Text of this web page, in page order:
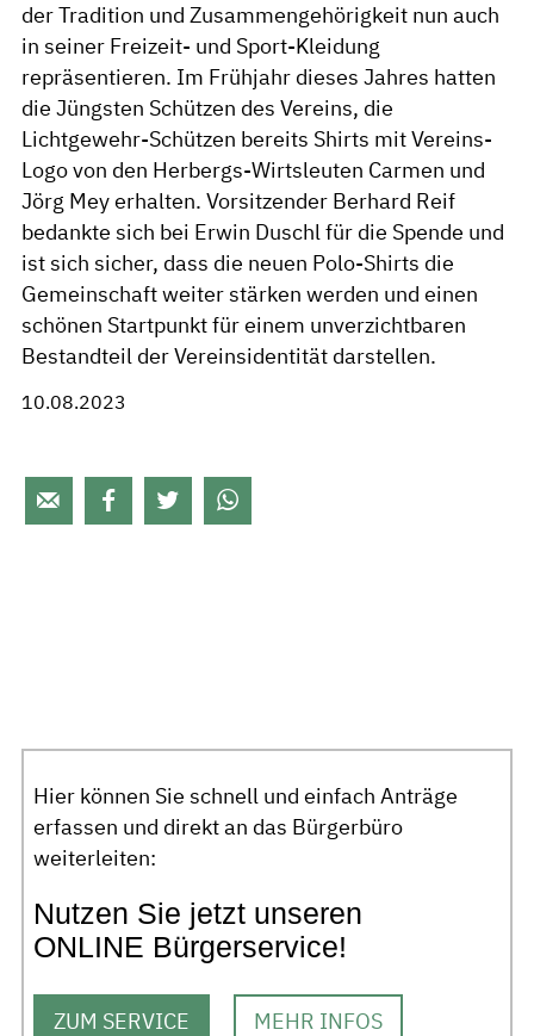
der Tradition und Zusammengehörigkeit nun auch
in seiner Freizeit- und Sport-Kleidung
repräsentieren. Im Frühjahr dieses Jahres hatten
die Jüngsten Schützen des Vereins, die
Lichtgewehr-Schützen bereits Shirts mit Vereins-
Logo von den Herbergs-Wirtsleuten Carmen und
Jörg Mey erhalten. Vorsitzender Berhard Reif
bedankte sich bei Erwin Duschl für die Spende und
ist sich sicher, dass die neuen Polo-Shirts die
Gemeinschaft weiter stärken werden und einen
schönen Startpunkt für einem unverzichtbaren
Bestandteil der Vereinsidentität darstellen.
10.08.2023
   
Hier können Sie schnell und einfach Anträge
erfassen und direkt an das Bürgerbüro
weiterleiten:
Nutzen Sie jetzt unseren
ONLINE Bürgerservice!
ZUM SERVICE MEHR INFOS